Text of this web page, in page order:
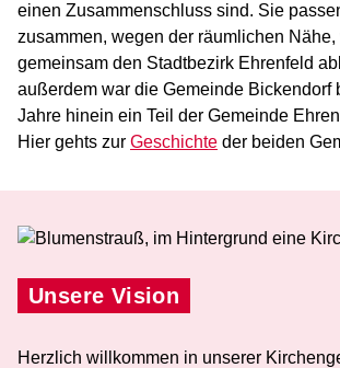
einen Zusammenschluss sind. Sie
zusammen, wegen der räumlichen
gemeinsam den Stadtbezirk Ehrenfeld
außerdem war die Gemeinde Bickendorf
Jahre hinein ein Teil der Gemeinde
Hier gehts zur Geschichte der beiden
Unsere Vision
Herzlich willkommen in unserer